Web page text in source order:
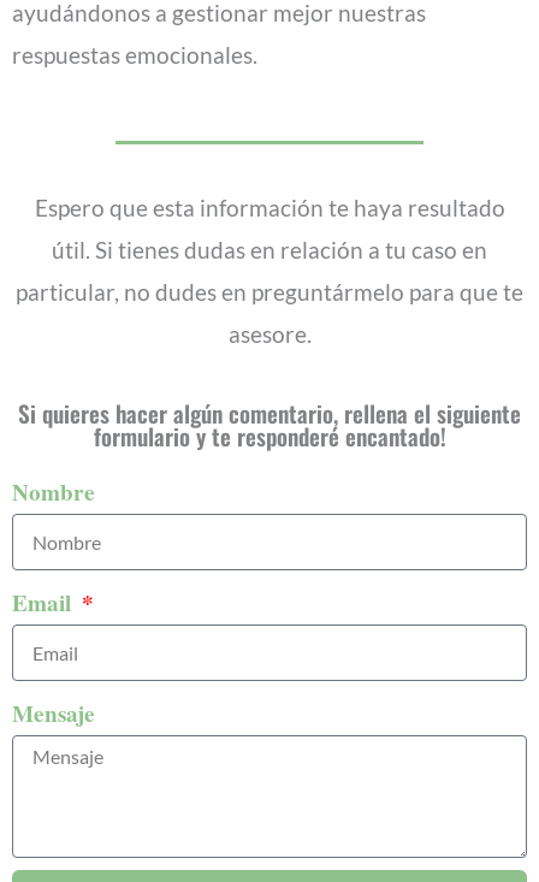
ayudándonos a gestionar mejor nuestras
respuestas emocionales.
Espero que esta información te haya resultado
útil. Si tienes dudas en relación a tu caso en
particular, no dudes en preguntármelo para que te
asesore.
Si quieres hacer algún comentario, rellena el siguiente
formulario y te responderé encantado!
Nombre
Email
Mensaje